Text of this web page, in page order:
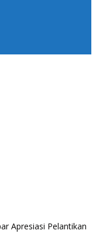
Apresiasi Pelantikan